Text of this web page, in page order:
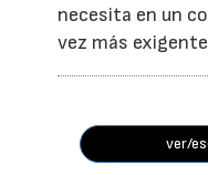
necesita en un
vez más
ver/